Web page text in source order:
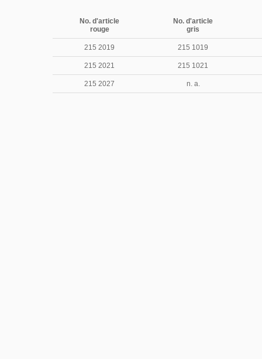
No. d'article
rouge
No. d'article
gris
215 2019 215 1019
215 2021 215 1021
215 2027 n. a.